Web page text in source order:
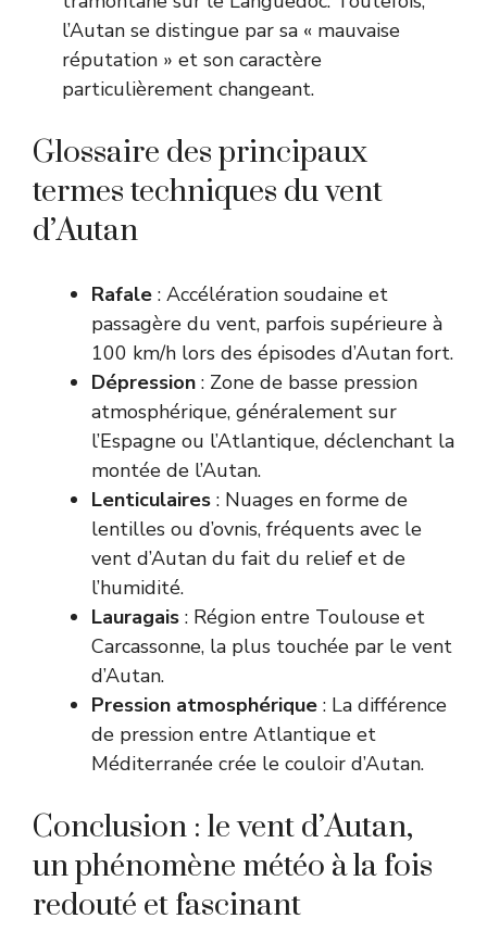
l’Autan se distingue par sa « mauvaise
réputation » et son caractère
particulièrement changeant.
Glossaire des principaux
termes techniques du vent
d’Autan
Rafale : Accélération soudaine et
passagère du vent, parfois supérieure à
100 km/h lors des épisodes d’Autan fort.
Dépression : Zone de basse pression
atmosphérique, généralement sur
l’Espagne ou l’Atlantique, déclenchant la
montée de l’Autan.
Lenticulaires : Nuages en forme de
lentilles ou d’ovnis, fréquents avec le
vent d’Autan du fait du relief et de
l’humidité.
Lauragais : Région entre Toulouse et
Carcassonne, la plus touchée par le vent
d’Autan.
Pression atmosphérique : La différence
de pression entre Atlantique et
Méditerranée crée le couloir d’Autan.
Conclusion : le vent d’Autan,
un phénomène météo à la fois
redouté et fascinant